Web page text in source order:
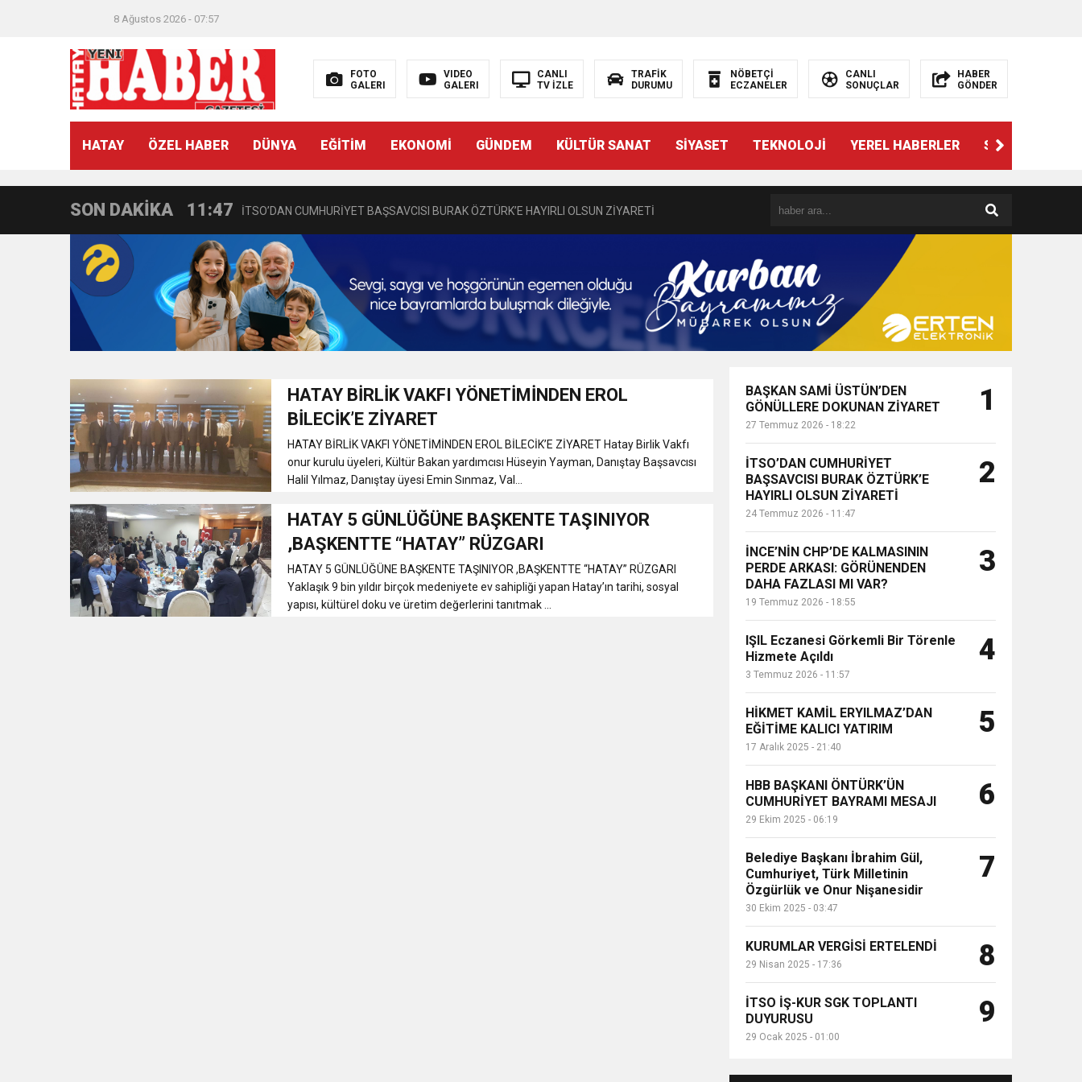
8 Ağustos 2026 - 07:57
FOTO
GALERI
VIDEO
GALERI
CANLI
TV İZLE
TRAFİK
DURUMU
NÖBETÇİ
ECZANELER
CANLI
SONUÇLAR
HABER
GÖNDER
HATAY ÖZEL HABER DÜNYA EĞİTİM EKONOMİ GÜNDEM KÜLTÜR SANAT SİYASET TEKNOLOJİ YEREL HABERLER SPOR
SON DAKİKA
21:40
11:47 İTSO’DAN CUMHURİYET BAŞSAVCISI BURAK ÖZTÜRK’E HAYIRLI OLSUN ZİYARETİ
18:55 İNCE’NİN CHP’DE KALMASININ PERDE ARKASI: GÖRÜNENDEN DAHA FAZLASI MI VAR?
11:57 IŞIL Eczanesi Görkemli Bir Törenle Hizmete Açıldı
21:40
3:47 Belediye Başkanı İbrahim Gül, Cumhuriyet, Türk Milletinin Özgürlük ve Onur Nişanesidir
6:19 HBB BAŞKANI ÖNTÜRK’ÜN CUMHURİYET BAYRAMI MESAJI
17:36
1:00 İTSO İŞ-KUR SGK TOPLANTI DUYURUSU
21:40 CEYLANDERE’DE BAŞKAN EMRAH KARAÇAY’A SEVGİ SELİ
HATAY BİRLİK VAKFI YÖNETİMİNDEN EROL
BİLECİK’E ZİYARET
HATAY BİRLİK VAKFI YÖNETİMİNDEN EROL BİLECİK’E ZİYARET Hatay Birlik Vakfı
onur kurulu üyeleri, Kültür Bakan yardımcısı Hüseyin Yayman, Danıştay Başsavcısı
Halil Yılmaz, Danıştay üyesi Emin Sınmaz, Val...
HATAY 5 GÜNLÜĞÜNE BAŞKENTE TAŞINIYOR
,BAŞKENTTE “HATAY” RÜZGARI
HATAY 5 GÜNLÜĞÜNE BAŞKENTE TAŞINIYOR ,BAŞKENTTE “HATAY” RÜZGARI
Yaklaşık 9 bin yıldır birçok medeniyete ev sahipliği yapan Hatay’ın tarihi, sosyal
yapısı, kültürel doku ve üretim değerlerini tanıtmak ...
BAŞKAN SAMİ ÜSTÜN’DEN
GÖNÜLLERE DOKUNAN ZİYARET
27 Temmuz 2026 - 18:22
1
İTSO’DAN CUMHURİYET
BAŞSAVCISI BURAK ÖZTÜRK’E
HAYIRLI OLSUN ZİYARETİ
24 Temmuz 2026 - 11:47
2
İNCE’NİN CHP’DE KALMASININ
PERDE ARKASI: GÖRÜNENDEN
DAHA FAZLASI MI VAR?
19 Temmuz 2026 - 18:55
3
IŞIL Eczanesi Görkemli Bir Törenle
Hizmete Açıldı
3 Temmuz 2026 - 11:57
4
HİKMET KAMİL ERYILMAZ’DAN
EĞİTİME KALICI YATIRIM
17 Aralık 2025 - 21:40
5
HBB BAŞKANI ÖNTÜRK’ÜN
CUMHURİYET BAYRAMI MESAJI
29 Ekim 2025 - 06:19
6
Belediye Başkanı İbrahim Gül,
Cumhuriyet, Türk Milletinin
Özgürlük ve Onur Nişanesidir
30 Ekim 2025 - 03:47
7
KURUMLAR VERGİSİ ERTELENDİ
29 Nisan 2025 - 17:36 8
İTSO İŞ-KUR SGK TOPLANTI
DUYURUSU
29 Ocak 2025 - 01:00
9